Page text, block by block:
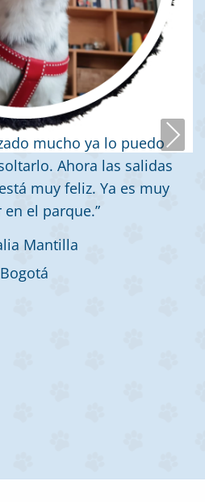
mucho ya lo puedo
Ahora las salidas
muy feliz. Ya es muy
el parque.”
Mantilla
Bogotá
Next